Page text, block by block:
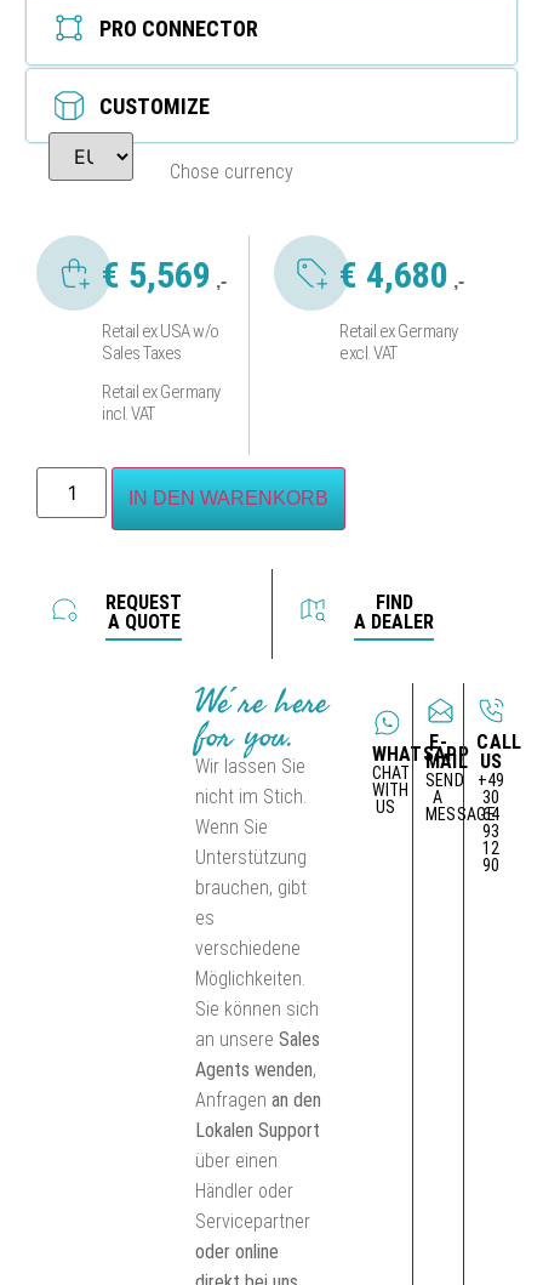
PRO CONNECTOR
CUSTOMIZE
Chose currency
€ 5,569 ,-
Retail ex USA w/o
Sales Taxes
Retail ex Germany
incl. VAT
€ 4,680 ,-
Retail ex Germany
excl. VAT
IN DEN WARENKORB
REQUEST
A QUOTE
FIND
A DEALER
We´re here
for you.
Wir lassen Sie
nicht im Stich.
Wenn Sie
Unterstützung
brauchen, gibt
es
verschiedene
Möglichkeiten.
Sie können sich
an unsereSales
Agents wenden,
Anfragenan den
Lokalen Support
über einen
Händler oder
Servicepartner
oder online
WHATSAPP
CHAT
WITH
US
E-
MAIL
SEND
A
MESSAGE
CALL
US
+49
30
64
93
12
90